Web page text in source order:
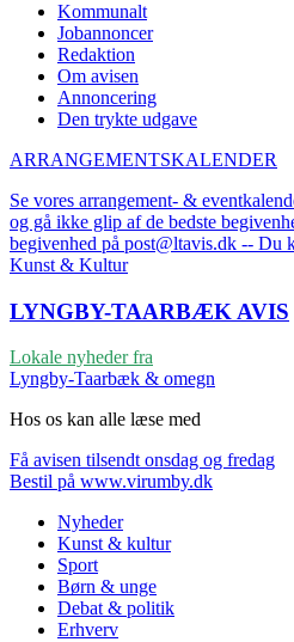
Kommunalt
Jobannoncer
Redaktion
Om avisen
Annoncering
Den trykte udgave
ARRANGEMENTSKALENDER
Se vores arrangement- &
og gå ikke glip af de bedste
begivenhed på post@ltavis.dk -- Du
Kunst & Kultur
LYNGBY-TAARBÆK AVIS
Lokale nyheder fra
Lyngby-Taarbæk & omegn
Hos os kan alle læse med
Få avisen tilsendt onsdag og fredag
Bestil på www.virumby.dk
Nyheder
Kunst & kultur
Sport
Børn & unge
Debat & politik
Erhverv